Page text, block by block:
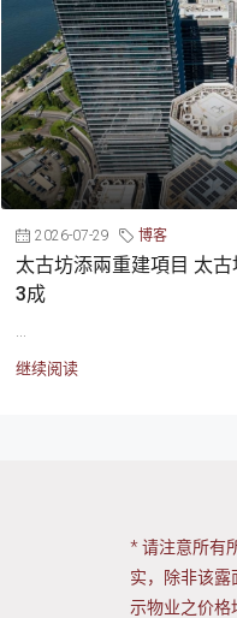
2026-07-29 博客
太古坊添兩重建項目 太
3成
继续阅读
* 请注意所有
实，除非该露
示物业之价格